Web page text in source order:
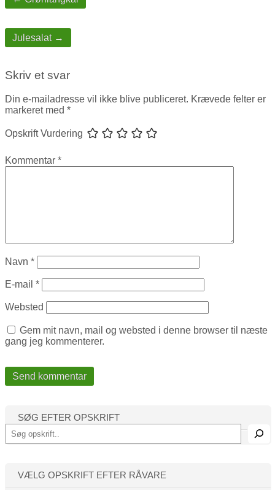
Julesalat →
Skriv et svar
Din e-mailadresse vil ikke blive publiceret. Krævede felter er
markeret med *
Opskrift Vurdering
Kommentar *
Navn *
E-mail *
Websted
Gem mit navn, mail og websted i denne browser til næste
gang jeg kommenterer.
SØG EFTER OPSKRIFT
VÆLG OPSKRIFT EFTER RÅVARE